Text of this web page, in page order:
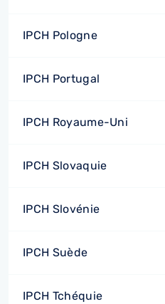
IPCH Pologne
IPCH Portugal
IPCH Royaume-Uni
IPCH Slovaquie
IPCH Slovénie
IPCH Suède
IPCH Tchéquie